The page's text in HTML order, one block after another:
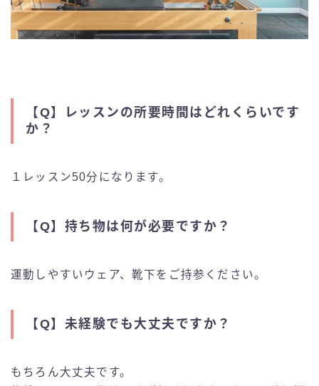
【Q】
レッスンの所要時間はどれくらいです
か？
１レッスン50分になります。
【Q】 持ち物は何が必要ですか？
運動しやすいウェア、靴下をご持参ください。
【Q】 未経験でも大丈夫ですか？
もちろん大丈夫です。